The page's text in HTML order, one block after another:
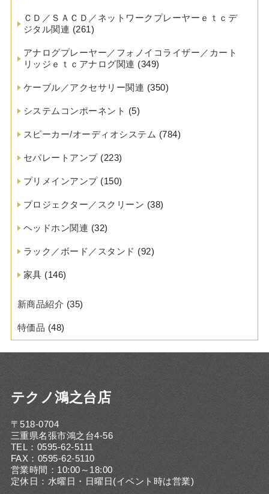
ＣＤ／ＳＡＣＤ／ネットワークプレーヤーｅｔｃデ
ジタル関連 (261)
アナログプレーヤー／フォノイコライザー／カート
リッジｅｔｃアナログ関連 (349)
ケーブル／アクセサリー関連 (350)
システムコンポーネント (5)
スピーカー/オーディオシステム (784)
セパレートアンプ(223)
プリメインアンプ(150)
プロジェクター／スクリーン (38)
ヘッドホン関連 (32)
ラック／ボード／スタンド (92)
家具 (146)
新商品紹介 (35)
特価品 (48)
テクノ鴻之台店
〒518-0704
三重県名張市鴻之台4-56
TEL：0595-62-5111
FAX：0595-62-5110
営業時間：10:00～18:00
定休日：水曜日・日曜日(イベント時は営業)